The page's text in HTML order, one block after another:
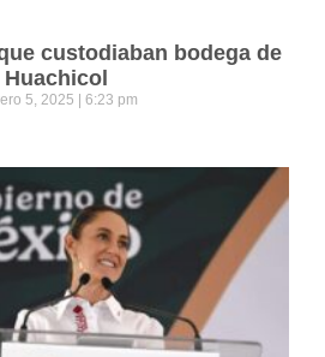
custodiaban bodega de
Huachicol
5, 2025 6:23 pm